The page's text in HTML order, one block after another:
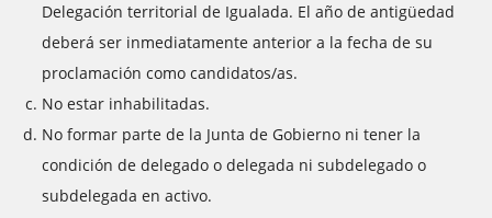
Delegación territorial de Igualada. El año de antigüedad
deberá ser inmediatamente anterior a la fecha de su
proclamación como candidatos/as.
No estar inhabilitadas.
No formar parte de la Junta de Gobierno ni tener la
condición de delegado o delegada ni subdelegado o
subdelegada en activo.